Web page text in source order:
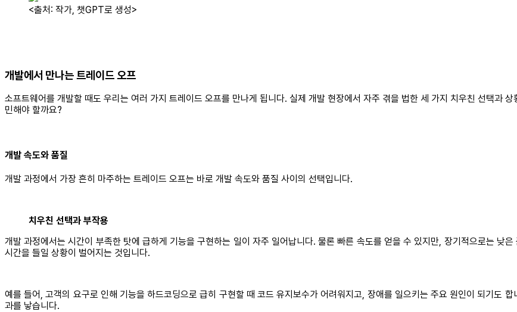
<출처: 작가, 챗GPT로 생성>
개발에서 만나는 트레이드 오프
소프트웨어를 개발할 때도 우리는 여러 가지 트레이드 오프를 만나게 됩니다. 실제 개발 현장에서 자주 겪을 법한 세 가지 치우친 선택과
민해야 할까요?
개발 속도와 품질
개발 과정에서 가장 흔히 마주하는 트레이드 오프는 바로 개발 속도와 품질 사이의 선택입니다.
치우친 선택과 부작용
개발 과정에서는 시간이 부족한 탓에 급하게 기능을 구현하는 일이 자주 일어납니다. 물론 빠른 속도를 얻을 수 있지만, 장기적으로는 낮
시간을 들일 상황이 벌어지는 것입니다.
예를 들어, 고객의 요구로 인해 기능을 하드코딩으로 급히 구현할 때 코드 유지보수가 어려워지고, 장애를 일으키는 주요 원인이 되기도
과를 낳습니다.